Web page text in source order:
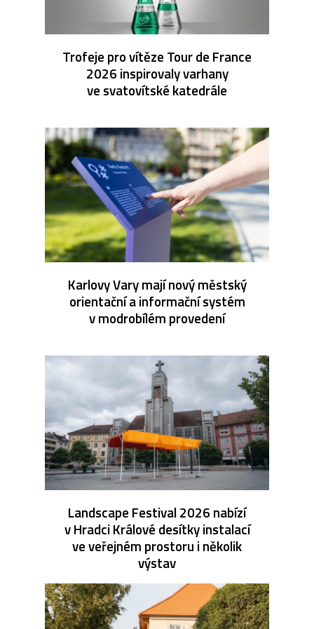
Trofeje pro vítěze Tour de France
2026 inspirovaly varhany
ve svatovítské katedrále
Karlovy Vary mají nový městský
orientační a informační systém
v modrobílém provedení
Landscape Festival 2026 nabízí
v Hradci Králové desítky instalací
ve veřejném prostoru i několik
výstav